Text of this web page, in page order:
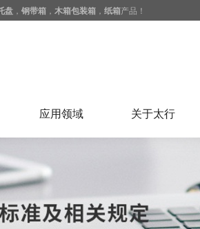
盘 ， 钢带箱 ， 木箱包装箱 ， 纸箱产品！
应用领域 关于太行